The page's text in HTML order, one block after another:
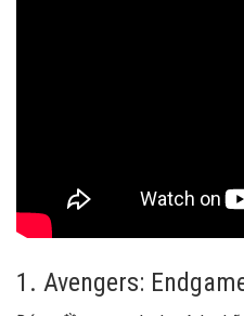
1. Avengers: